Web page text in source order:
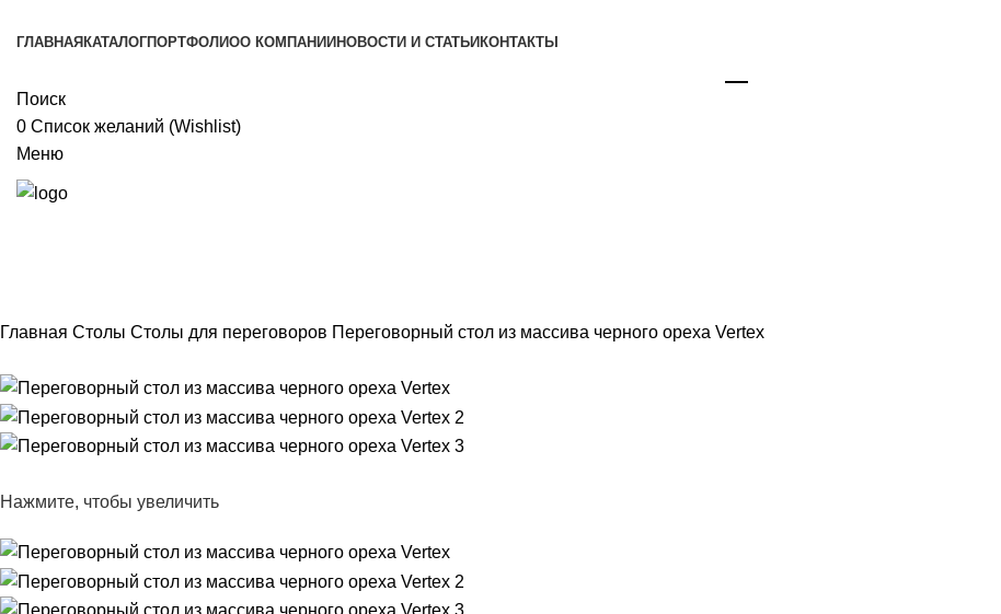
ГЛАВНАЯ КАТАЛОГПОРТФОЛИОО КОМПАНИИ НОВОСТИ И СТАТЬИ КОНТАКТЫ
Поиск
0 Список желаний (Wishlist)
Меню
Главная Столы Столы для переговоров Переговорный стол из массива черного ореха Vertex
Нажмите, чтобы увеличить